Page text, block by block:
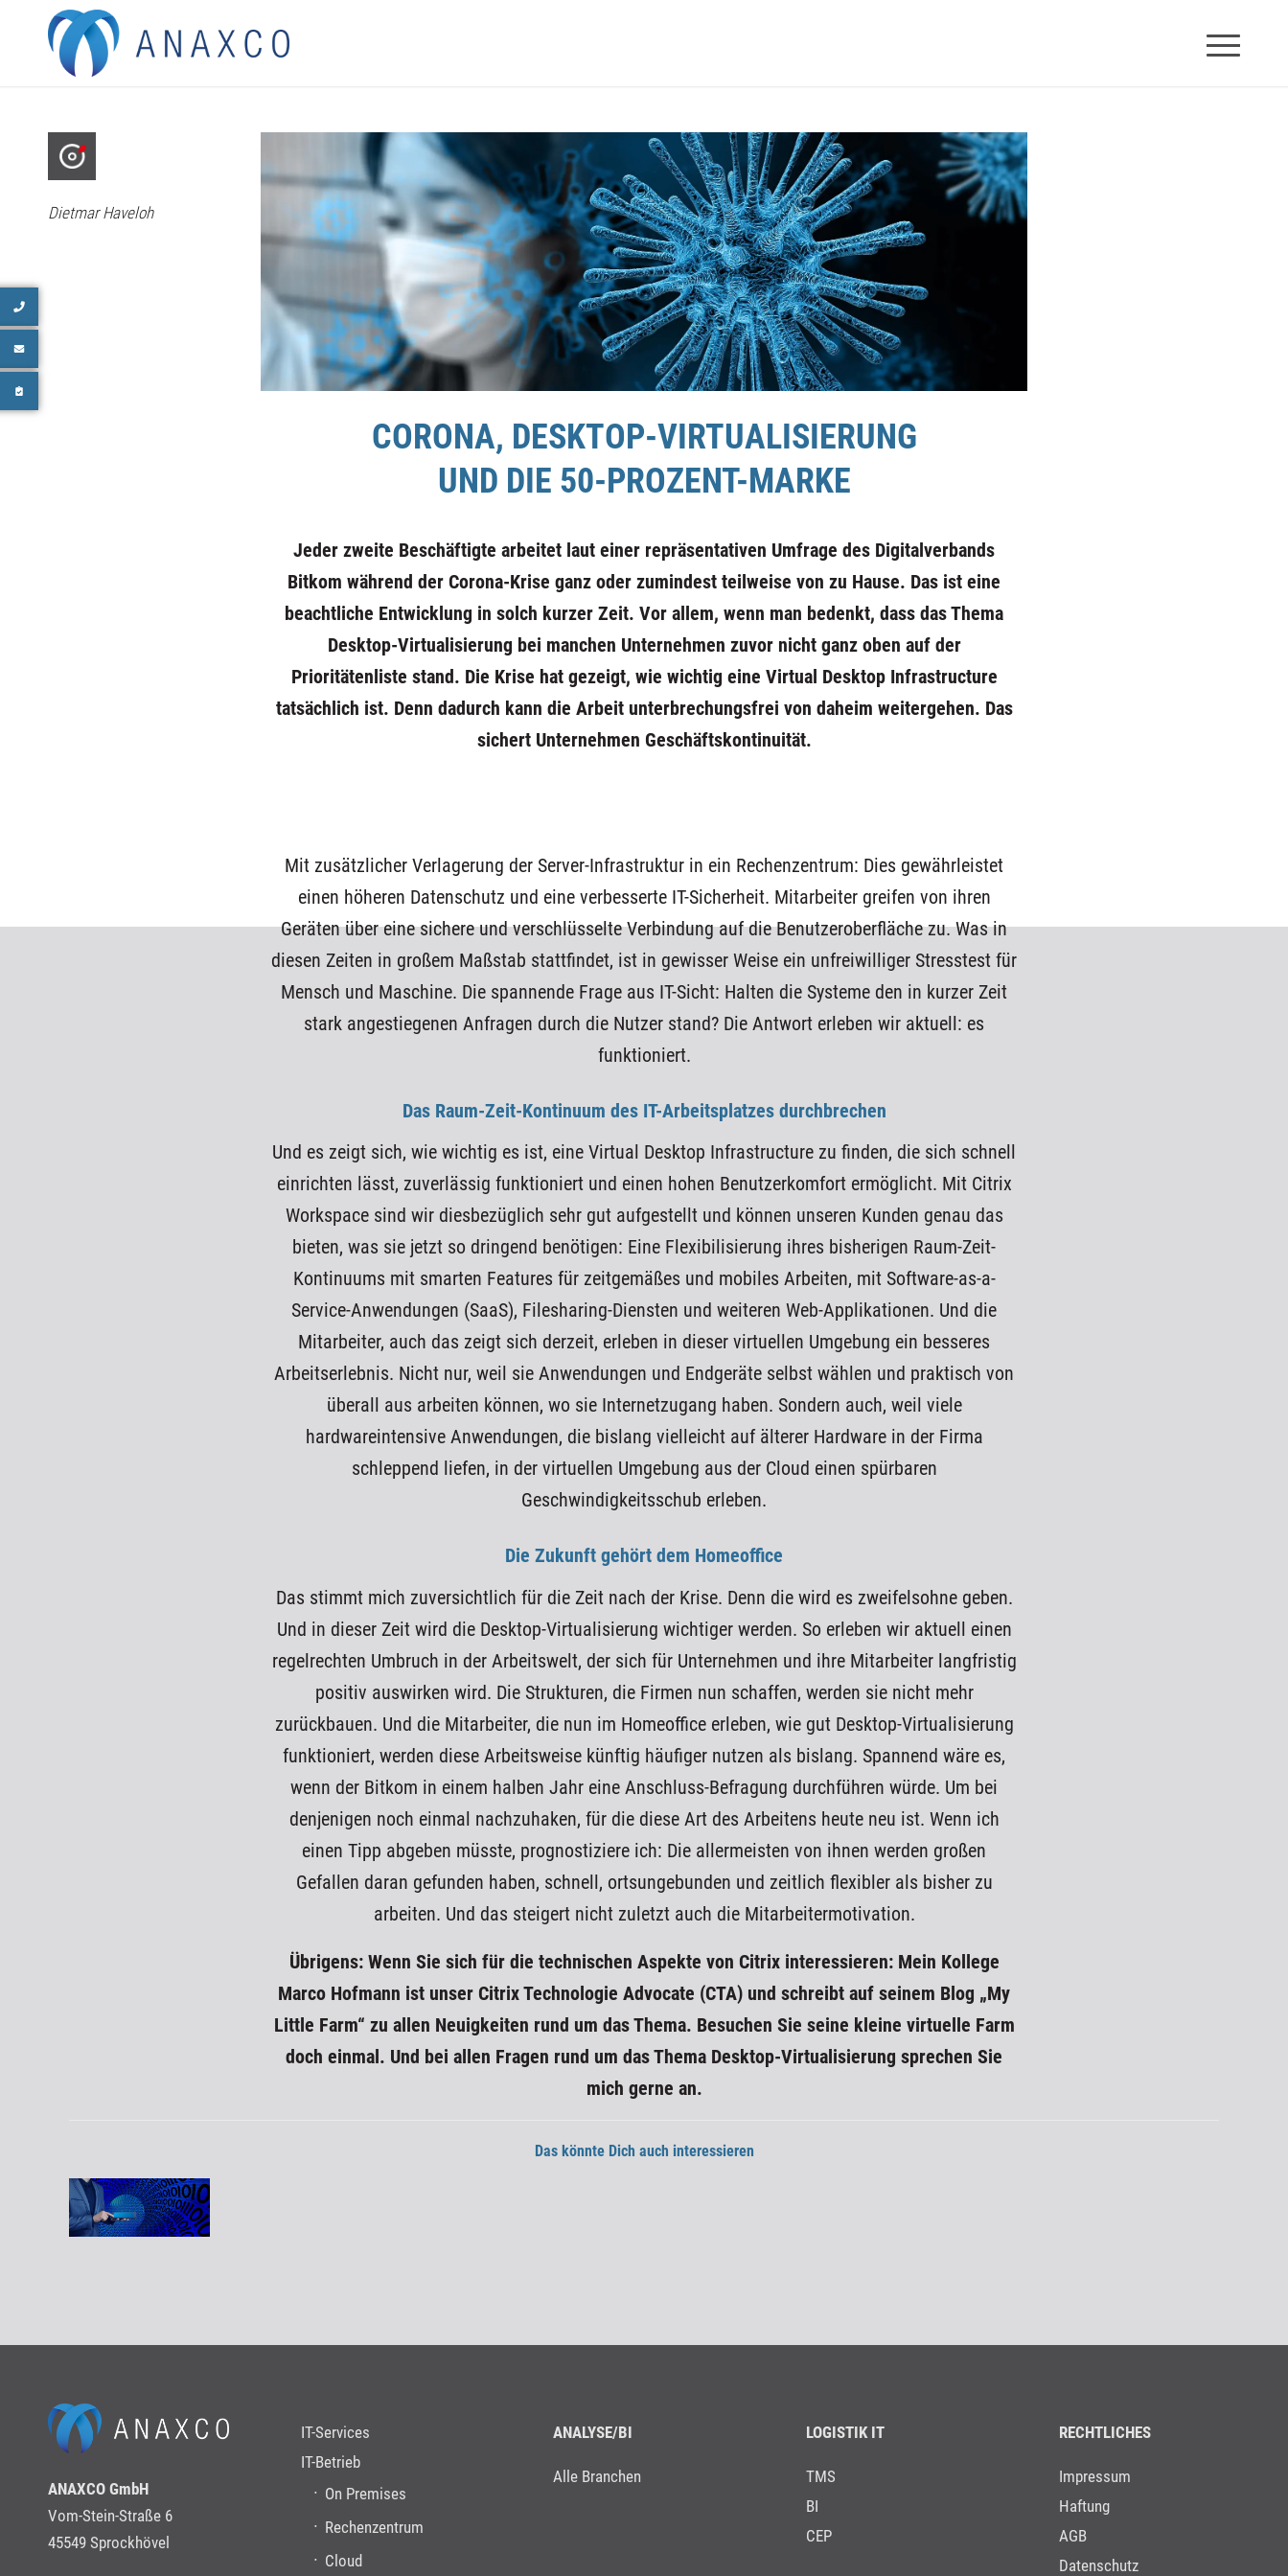
Dietmar Haveloh
CORONA, DESKTOP-VIRTUALISIERUNG
UND DIE 50-PROZENT-MARKE
Jeder zweite Beschäftigte arbeitet laut einer repräsentativen Umfrage des Digitalverbands
Bitkom während der Corona-Krise ganz oder zumindest teilweise von zu Hause. Das ist eine
beachtliche Entwicklung in solch kurzer Zeit. Vor allem, wenn man bedenkt, dass das Thema
Desktop-Virtualisierung bei manchen Unternehmen zuvor nicht ganz oben auf der
Prioritätenliste stand. Die Krise hat gezeigt, wie wichtig eine Virtual Desktop Infrastructure
tatsächlich ist. Denn dadurch kann die Arbeit unterbrechungsfrei von daheim weitergehen. Das
sichert Unternehmen Geschäftskontinuität.
Mit zusätzlicher Verlagerung der Server-Infrastruktur in ein Rechenzentrum: Dies gewährleistet
einen höheren Datenschutz und eine verbesserte IT-Sicherheit. Mitarbeiter greifen von ihren
Geräten über eine sichere und verschlüsselte Verbindung auf die Benutzeroberfläche zu. Was in
diesen Zeiten in großem Maßstab stattfindet, ist in gewisser Weise ein unfreiwilliger Stresstest für
Mensch und Maschine. Die spannende Frage aus IT-Sicht: Halten die Systeme den in kurzer Zeit
stark angestiegenen Anfragen durch die Nutzer stand? Die Antwort erleben wir aktuell: es
funktioniert.
Das Raum-Zeit-Kontinuum des IT-Arbeitsplatzes durchbrechen
Und es zeigt sich, wie wichtig es ist, eine Virtual Desktop Infrastructure zu finden, die sich schnell
einrichten lässt, zuverlässig funktioniert und einen hohen Benutzerkomfort ermöglicht. Mit Citrix
Workspace sind wir diesbezüglich sehr gut aufgestellt und können unseren Kunden genau das
bieten, was sie jetzt so dringend benötigen: Eine Flexibilisierung ihres bisherigen Raum-Zeit-
Kontinuums mit smarten Features für zeitgemäßes und mobiles Arbeiten, mit Software-as-a-
Service-Anwendungen (SaaS), Filesharing-Diensten und weiteren Web-Applikationen. Und die
Mitarbeiter, auch das zeigt sich derzeit, erleben in dieser virtuellen Umgebung ein besseres
Arbeitserlebnis. Nicht nur, weil sie Anwendungen und Endgeräte selbst wählen und praktisch von
überall aus arbeiten können, wo sie Internetzugang haben. Sondern auch, weil viele
hardwareintensive Anwendungen, die bislang vielleicht auf älterer Hardware in der Firma
schleppend liefen, in der virtuellen Umgebung aus der Cloud einen spürbaren
Geschwindigkeitsschub erleben.
Die Zukunft gehört dem Homeoffice
Das stimmt mich zuversichtlich für die Zeit nach der Krise. Denn die wird es zweifelsohne geben.
Und in dieser Zeit wird die Desktop-Virtualisierung wichtiger werden. So erleben wir aktuell einen
regelrechten Umbruch in der Arbeitswelt, der sich für Unternehmen und ihre Mitarbeiter langfristig
positiv auswirken wird. Die Strukturen, die Firmen nun schaffen, werden sie nicht mehr
zurückbauen. Und die Mitarbeiter, die nun im Homeoffice erleben, wie gut Desktop-Virtualisierung
funktioniert, werden diese Arbeitsweise künftig häufiger nutzen als bislang. Spannend wäre es,
wenn der Bitkom in einem halben Jahr eine Anschluss-Befragung durchführen würde. Um bei
denjenigen noch einmal nachzuhaken, für die diese Art des Arbeitens heute neu ist. Wenn ich
einen Tipp abgeben müsste, prognostiziere ich: Die allermeisten von ihnen werden großen
Gefallen daran gefunden haben, schnell, ortsungebunden und zeitlich flexibler als bisher zu
arbeiten. Und das steigert nicht zuletzt auch die Mitarbeitermotivation.
Übrigens: Wenn Sie sich für die technischen Aspekte von Citrix interessieren: Mein Kollege
Marco Hofmann ist unser Citrix Technologie Advocate (CTA) und schreibt auf seinem Blog „My
Little Farm“ zu allen Neuigkeiten rund um das Thema. Besuchen Sie seine kleine virtuelle Farm
doch einmal. Und bei allen Fragen rund um das Thema Desktop-Virtualisierung sprechen Sie
mich gerne an.
Das könnte Dich auch interessieren
ANAXCO GmbH
Vom-Stein-Straße 6
45549 Sprockhövel
IT-Services
IT-Betrieb
On Premises
Rechenzentrum
Cloud
ANALYSE/BI
Alle Branchen
LOGISTIK IT
TMS
BI
CEP
RECHTLICHES
Impressum
Haftung
AGB
Datenschutz